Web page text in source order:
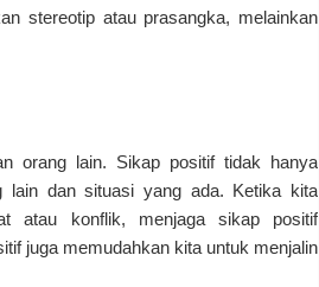
stereotip atau prasangka, melainkan
orang lain. Sikap positif tidak hanya
lain dan situasi yang ada. Ketika kita
atau konflik, menjaga sikap positif
juga memudahkan kita untuk menjalin